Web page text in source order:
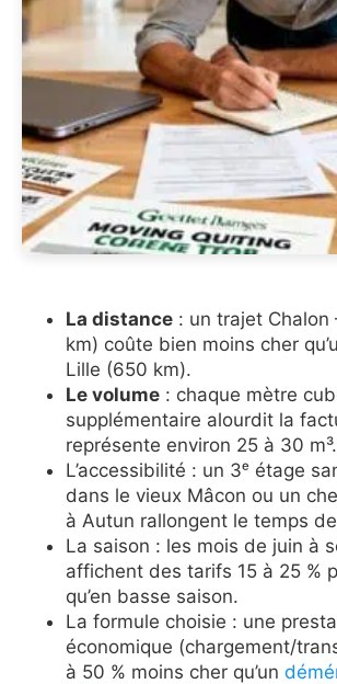
La distance : un trajet Chalon
km) coûte bien moins cher
Lille (650 km).
Le volume : chaque mètre
supplémentaire alourdit la
représente environ 25 à 30 m³.
L’accessibilité : un 3ᵉ étage
dans le vieux Mâcon ou un
à Autun rallongent le temps
La saison : les mois de juin à
affichent des tarifs 15 à 25 %
qu’en basse saison.
La formule choisie : une
économique (chargement/
à 50 % moins cher qu’un